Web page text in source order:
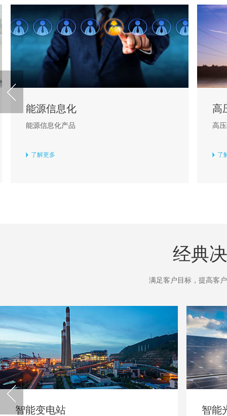
能源信息化
能源信息化产品
了解更多
高
高压
了解更
经典
满足客户目标，提高客
智能变电站 智能